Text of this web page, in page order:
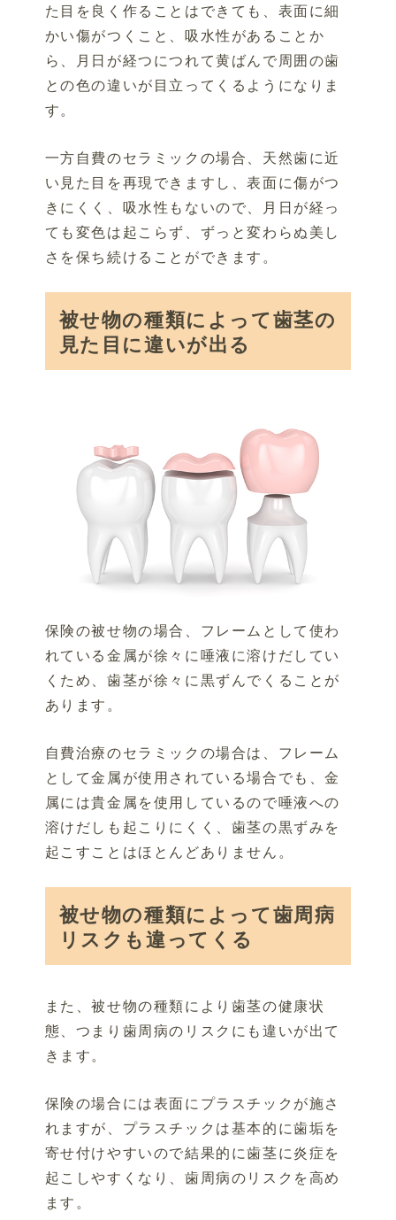
た目を良く作ることはできても、表面に細
かい傷がつくこと、吸水性があることか
ら、月日が経つにつれて黄ばんで周囲の歯
との色の違いが目立ってくるようになりま
す。
一方自費のセラミックの場合、天然歯に近
い見た目を再現できますし、表面に傷がつ
きにくく、吸水性もないので、月日が経っ
ても変色は起こらず、ずっと変わらぬ美し
さを保ち続けることができます。
被せ物の種類によって歯茎の
見た目に違いが出る
保険の被せ物の場合、フレームとして使わ
れている金属が徐々に唾液に溶けだしてい
くため、歯茎が徐々に黒ずんでくることが
あります。
自費治療のセラミックの場合は、フレーム
として金属が使用されている場合でも、金
属には貴金属を使用しているので唾液への
溶けだしも起こりにくく、歯茎の黒ずみを
起こすことはほとんどありません。
被せ物の種類によって歯周病
リスクも違ってくる
また、被せ物の種類により歯茎の健康状
態、つまり歯周病のリスクにも違いが出て
きます。
保険の場合には表面にプラスチックが施さ
れますが、プラスチックは基本的に歯垢を
寄せ付けやすいので結果的に歯茎に炎症を
起こしやすくなり、歯周病のリスクを高め
ます。